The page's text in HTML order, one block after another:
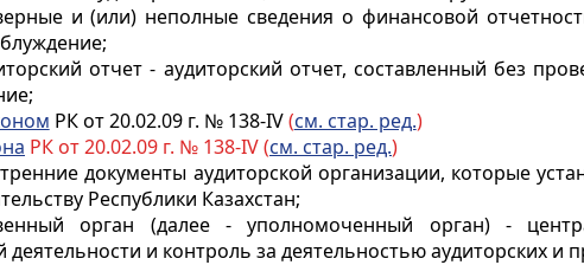
и (или) неполные сведения о финансовой
отчет - аудиторский отчет, составленный без
РК от 20.02.09 г. № 138-IV(см. стар. ред.)
РК от 20.02.09 г. № 138-IV (см. стар. ред.)
документы аудиторской организации, которые
Республики Казахстан;
орган (далее - уполномоченный орган) -
деятельности и контроль за деятельностью аудиторских